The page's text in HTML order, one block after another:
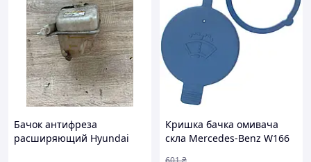
Бачок антифреза
расширяющий Hyundai
Кришка бачка омивача
скла Mercedes-Benz W166